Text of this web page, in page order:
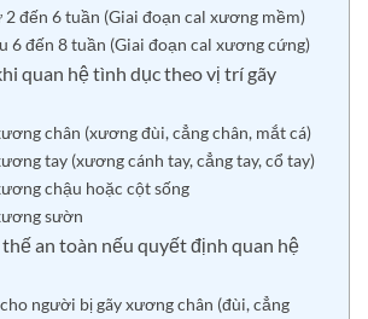
2 đến 6 tuần (Giai đoạn cal xương mềm)
6 đến 8 tuần (Giai đoạn cal xương cứng)
quan hệ tình dục theo vị trí gãy
chân (xương đùi, cẳng chân, mắt cá)
tay (xương cánh tay, cẳng tay, cổ tay)
chậu hoặc cột sống
sườn
an toàn nếu quyết định quan hệ
người bị gãy xương chân (đùi, cẳng